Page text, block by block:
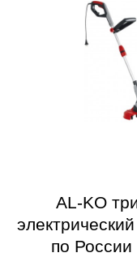
AL-KO
по